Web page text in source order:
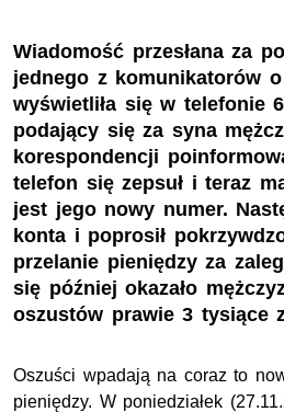
Wiadomość przesłana za
jednego z komunikatorów
wyświetliła się w telefonie
podający się za syna
korespondencji
telefon się zepsuł i teraz
jest jego nowy numer.
konta i poprosił
przelanie pieniędzy za
się później okazało
oszustów prawie 3 tysiące
Oszuści wpadają na coraz to
pieniędzy. W poniedziałek